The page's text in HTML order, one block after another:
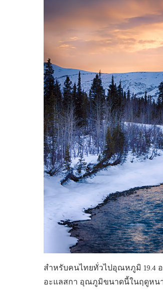
สำหรับคนไทยทั่วไปอุณหภูมิ 19.4
อะแลสกา อุณภูมิขนาดนี้ในฤดูหน